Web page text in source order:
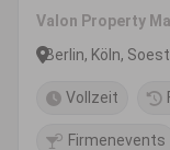
Valon Property
Berlin, Köln, Soest
Vollzeit
Firmenevents